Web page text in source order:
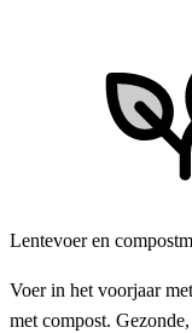
Lentevoer en
Voer in het voorjaar
met compost.